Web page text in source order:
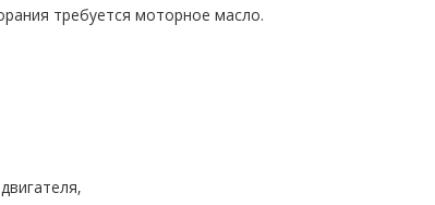
требуется моторное масло.